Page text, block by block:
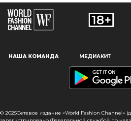
Наш сайт использует файлы cookie
пользователям, предоставляя
информацию, запоминая
сайта, вы подтверждаете свое
НАША КОМАНДА МЕДИАКИТ
© 2025Сетевое издание «World Fashion Channel»